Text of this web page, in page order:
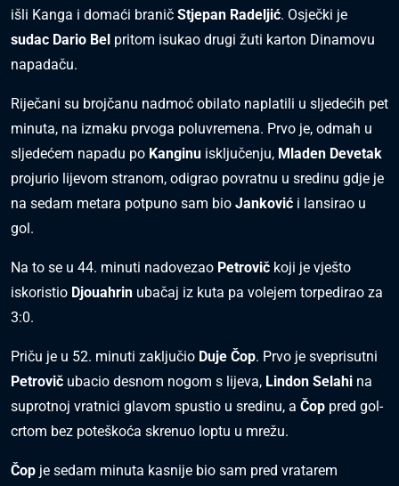
išli Kanga i domaći branič Stjepan Radeljić. Osječki je
sudac Dario Bel pritom isukao drugi žuti karton Dinamovu
napadaču.
Riječani su brojčanu nadmoć obilato naplatili u sljedećih pet
minuta, na izmaku prvoga poluvremena. Prvo je, odmah u
sljedećem napadu po Kanginu isključenju, Mladen Devetak
projurio lijevom stranom, odigrao povratnu u sredinu gdje je
na sedam metara potpuno sam bio Janković i lansirao u
gol.
Na to se u 44. minuti nadovezao Petrovič koji je vješto
iskoristio Djouahrin ubačaj iz kuta pa volejem torpedirao za
3:0.
Priču je u 52. minuti zaključio Duje Čop. Prvo je sveprisutni
Petrovič ubacio desnom nogom s lijeva, Lindon Selahi na
suprotnoj vratnici glavom spustio u sredinu, a Čop pred gol-
crtom bez poteškoća skrenuo loptu u mrežu.
Čop je sedam minuta kasnije bio sam pred vratarem